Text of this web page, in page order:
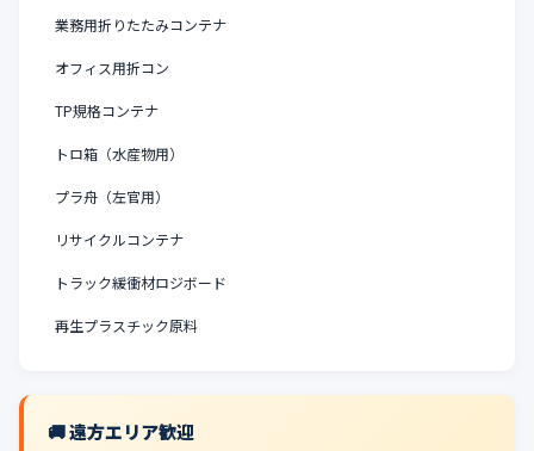
業務用折りたたみコンテナ
オフィス用折コン
TP規格コンテナ
トロ箱（水産物用）
プラ舟（左官用）
リサイクルコンテナ
トラック緩衝材ロジボード
再生プラスチック原料
🚚 遠方エリア歓迎